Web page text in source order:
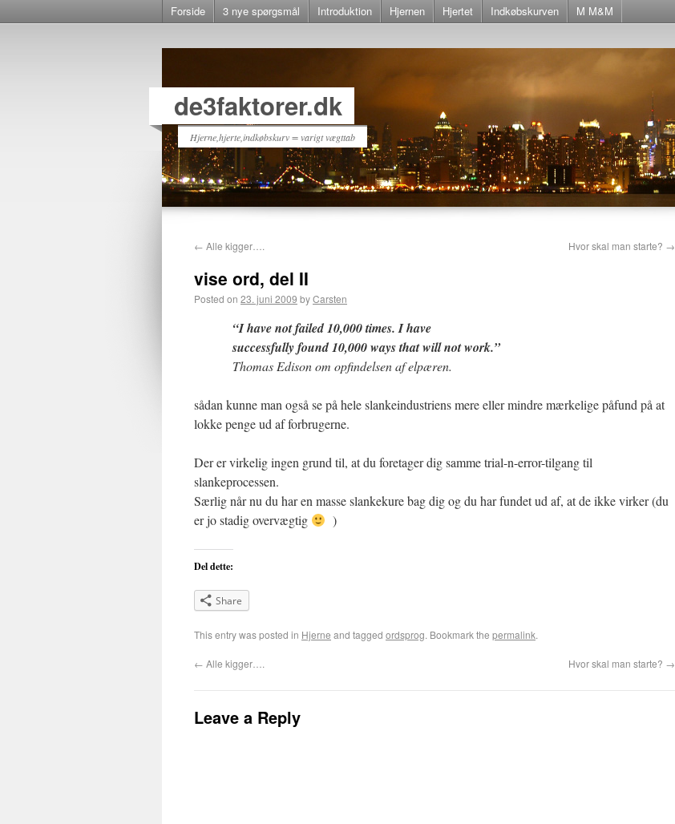
Forside 3 nye spørgsmål Introduktion Hjernen Hjertet Indkøbskurven M M&M
de3faktorer.dk
Hjerne,hjerte,indkøbskurv = varigt vægttab
← Alle kigger…. Hvor skal man starte? →
vise ord, del II
Posted on 23. juni 2009 byCarsten
“I have not failed 10,000 times. I have
successfully found 10,000 ways that will not work.”
Thomas Edison om opfindelsen af elpæren.
sådan kunne man også se på hele slankeindustriens mere eller mindre mærkelige påfund på at
lokke penge ud af forbrugerne.
Der er virkelig ingen grund til, at du foretager dig samme trial-n-error-tilgang til
slankeprocessen.
Særlig når nu du har en masse slankekure bag dig og du har fundet ud af, at de ikke virker (du
er jo stadig overvægtig
)
Del dette:
Share
This entry was posted in Hjerne and tagged ordsprog. Bookmark the permalink.
← Alle kigger…. Hvor skal man starte? →
Leave a Reply